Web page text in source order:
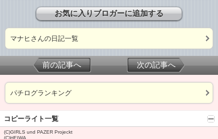
お気に入りブロガーに追加する
マナヒさんの日記一覧
前の記事へ 次の記事へ
パチログランキング
コピーライト一覧
(C)GIRLS und PAZER Projeckt
(C)HEIWA